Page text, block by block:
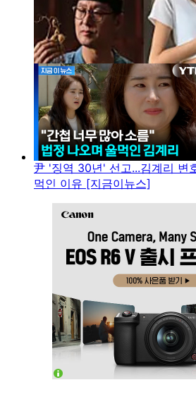
尹 '징역 30년' 선고...김계리 변
먹인 이유 [지금이뉴스]